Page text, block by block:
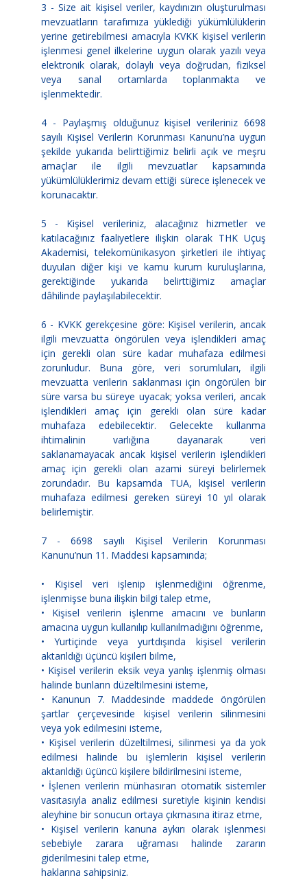
3 - Size ait kişisel veriler, kaydınızın oluşturulması
mevzuatların tarafımıza yüklediği yükümlülüklerin
yerine getirebilmesi amacıyla KVKK kişisel verilerin
işlenmesi genel ilkelerine uygun olarak yazılı veya
elektronik olarak, dolaylı veya doğrudan, fiziksel
veya sanal ortamlarda toplanmakta ve
işlenmektedir.
4 - Paylaşmış olduğunuz kişisel verileriniz 6698
sayılı Kişisel Verilerin Korunması Kanunu’na uygun
şekilde yukarıda belirttiğimiz belirli açık ve meşru
amaçlar ile ilgili mevzuatlar kapsamında
yükümlülüklerimiz devam ettiği sürece işlenecek ve
korunacaktır.
5 - Kişisel verileriniz, alacağınız hizmetler ve
katılacağınız faaliyetlere ilişkin olarak THK Uçuş
Akademisi, telekomünikasyon şirketleri ile ihtiyaç
duyulan diğer kişi ve kamu kurum kuruluşlarına,
gerektiğinde yukarıda belirttiğimiz amaçlar
dâhilinde paylaşılabilecektir.
6 - KVKK gerekçesine göre: Kişisel verilerin, ancak
ilgili mevzuatta öngörülen veya işlendikleri amaç
için gerekli olan süre kadar muhafaza edilmesi
zorunludur. Buna göre, veri sorumluları, ilgili
mevzuatta verilerin saklanması için öngörülen bir
süre varsa bu süreye uyacak; yoksa verileri, ancak
işlendikleri amaç için gerekli olan süre kadar
muhafaza edebilecektir. Gelecekte kullanma
ihtimalinin varlığına dayanarak veri
saklanamayacak ancak kişisel verilerin işlendikleri
amaç için gerekli olan azami süreyi belirlemek
zorundadır. Bu kapsamda TUA, kişisel verilerin
muhafaza edilmesi gereken süreyi 10 yıl olarak
belirlemiştir.
7 - 6698 sayılı Kişisel Verilerin Korunması
Kanunu’nun 11. Maddesi kapsamında;
• Kişisel veri işlenip işlenmediğini öğrenme,
işlenmişse buna ilişkin bilgi talep etme,
• Kişisel verilerin işlenme amacını ve bunların
amacına uygun kullanılıp kullanılmadığını öğrenme,
• Yurtiçinde veya yurtdışında kişisel verilerin
aktarıldığı üçüncü kişileri bilme,
• Kişisel verilerin eksik veya yanlış işlenmiş olması
halinde bunların düzeltilmesini isteme,
• Kanunun 7. Maddesinde maddede öngörülen
şartlar çerçevesinde kişisel verilerin silinmesini
veya yok edilmesini isteme,
• Kişisel verilerin düzeltilmesi, silinmesi ya da yok
edilmesi halinde bu işlemlerin kişisel verilerin
aktarıldığı üçüncü kişilere bildirilmesini isteme,
• İşlenen verilerin münhasıran otomatik sistemler
vasıtasıyla analiz edilmesi suretiyle kişinin kendisi
aleyhine bir sonucun ortaya çıkmasına itiraz etme,
• Kişisel verilerin kanuna aykırı olarak işlenmesi
sebebiyle zarara uğraması halinde zararın
giderilmesini talep etme,
haklarına sahipsiniz.